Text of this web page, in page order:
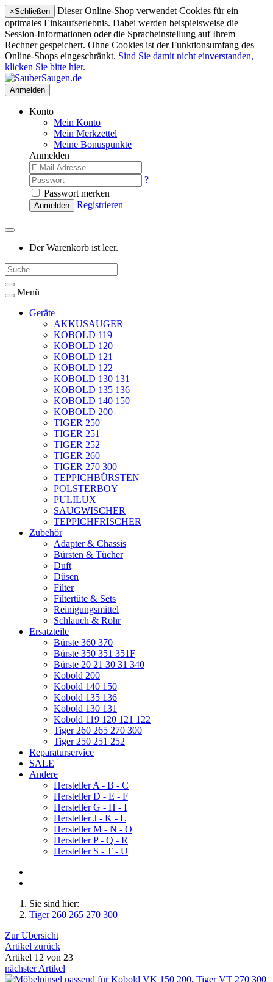
×Schließen
Dieser Online-Shop verwendet Cookies für ein
optimales Einkaufserlebnis. Dabei werden beispielsweise die
Session-Informationen oder die Spracheinstellung auf Ihrem
Rechner gespeichert. Ohne Cookies ist der Funktionsumfang des
Online-Shops eingeschränkt. Sind Sie damit nicht einverstanden,
klicken Sie bitte hier.
Anmelden
Konto
Mein Konto
Mein Merkzettel
Meine Bonuspunkte
Anmelden
?
Passwort merken
Anmelden Registrieren
Der Warenkorb ist leer.
Menü
Geräte
AKKUSAUGER
KOBOLD 119
KOBOLD 120
KOBOLD 121
KOBOLD 122
KOBOLD 130 131
KOBOLD 135 136
KOBOLD 140 150
KOBOLD 200
TIGER 250
TIGER 251
TIGER 252
TIGER 260
TIGER 270 300
TEPPICHBÜRSTEN
POLSTERBOY
PULILUX
SAUGWISCHER
TEPPICHFRISCHER
Zubehör
Adapter & Chassis
Bürsten & Tücher
Duft
Düsen
Filter
Filtertüte & Sets
Reinigungsmittel
Schlauch & Rohr
Ersatzteile
Bürste 360 370
Bürste 350 351 351F
Bürste 20 21 30 31 340
Kobold 200
Kobold 140 150
Kobold 135 136
Kobold 130 131
Kobold 119 120 121 122
Tiger 260 265 270 300
Tiger 250 251 252
Reparaturservice
SALE
Andere
Hersteller A - B - C
Hersteller D - E - F
Hersteller G - H - I
Hersteller J - K - L
Hersteller M - N - O
Hersteller P - Q - R
Hersteller S - T - U
Sie sind hier:
Tiger 260 265 270 300
Zur Übersicht
Artikel zurück
Artikel 12 von 23
nächster Artikel